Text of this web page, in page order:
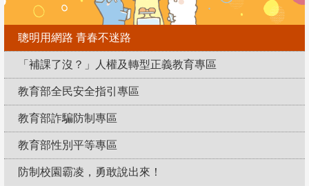
聰明用網路 青春不迷路
「補課了沒？」人權及轉型正義教育專區
教育部全民安全指引專區
教育部詐騙防制專區
教育部性別平等專區
防制校園霸凌，勇敢說出來！